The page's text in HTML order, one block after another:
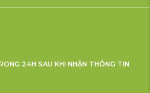
24H SAU KHI NHẬN THÔNG TIN